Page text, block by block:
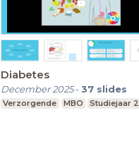
Diabetes
December 2025-37 slides
Verzorgende MBO Studiejaar 2